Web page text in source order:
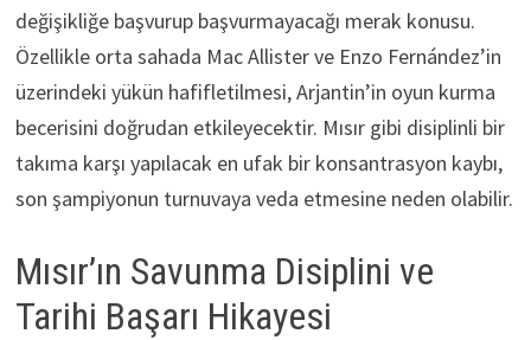
değişikliğe başvurup başvurmayacağı merak konusu.
Özellikle orta sahada Mac Allister ve Enzo Fernández’in
üzerindeki yükün hafifletilmesi, Arjantin’in oyun kurma
becerisini doğrudan etkileyecektir. Mısır gibi disiplinli bir
takıma karşı yapılacak en ufak bir konsantrasyon kaybı,
son şampiyonun turnuvaya veda etmesine neden olabilir.
Mısır’ın Savunma Disiplini ve
Tarihi Başarı Hikayesi